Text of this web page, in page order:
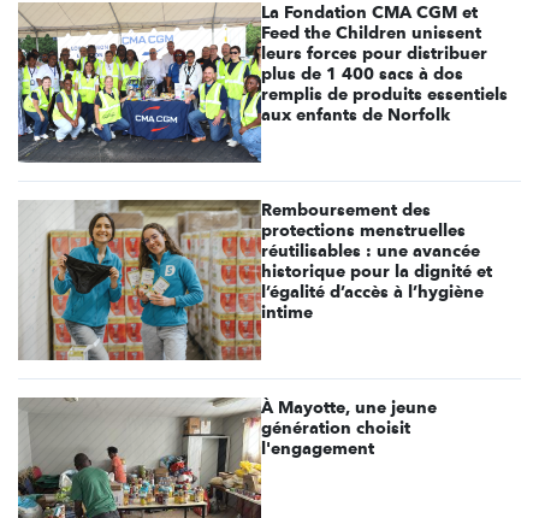
La Fondation CMA CGM et
Feed the Children unissent
leurs forces pour distribuer
plus de 1 400 sacs à dos
remplis de produits essentiels
aux enfants de Norfolk
Remboursement des
protections menstruelles
réutilisables : une avancée
historique pour la dignité et
l’égalité d’accès à l’hygiène
intime
À Mayotte, une jeune
génération choisit
l'engagement